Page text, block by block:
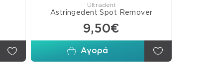
Ultradent
Astringedent Spot Remover
9,50€
Αγορά